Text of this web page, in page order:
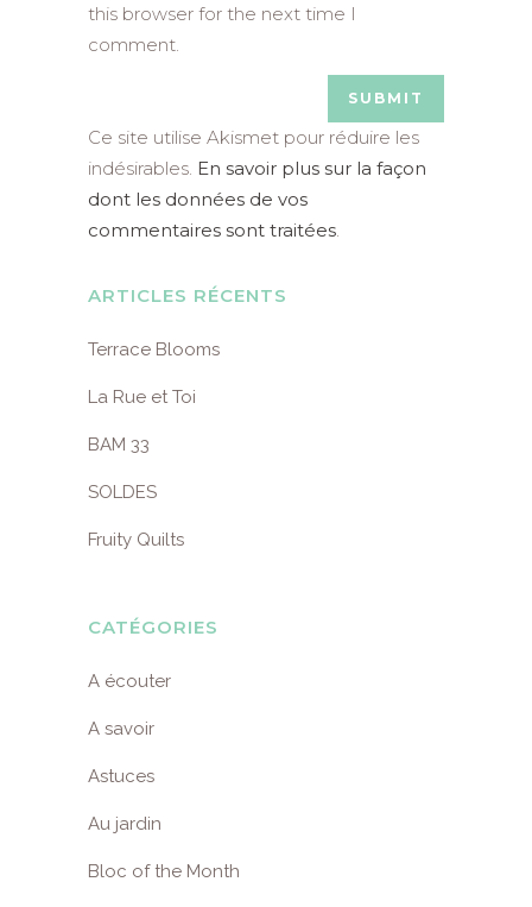
this browser for the next time I
comment.
Ce site utilise Akismet pour réduire les
indésirables. En savoir plus sur la façon
dont les données de vos
commentaires sont traitées.
ARTICLES RÉCENTS
Terrace Blooms
La Rue et Toi
BAM 33
SOLDES
Fruity Quilts
CATÉGORIES
A écouter
A savoir
Astuces
Au jardin
Bloc of the Month